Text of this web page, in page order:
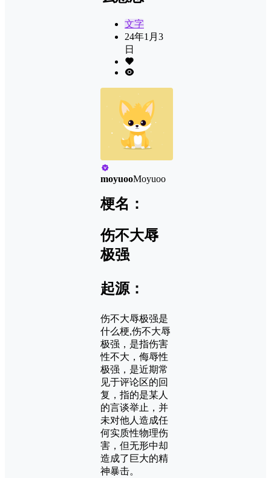
文字
24年1月3
日
moyuooMoyuoo
梗名：
伤不大辱
极强
起源：
伤不大辱极强是
什么梗,伤不大辱
极强，是指伤害
性不大，侮辱性
极强，是近期常
见于评论区的回
复，指的是某人
的言谈举止，并
未对他人造成任
何实质性物理伤
害，但无形中却
造成了巨大的精
神暴击。